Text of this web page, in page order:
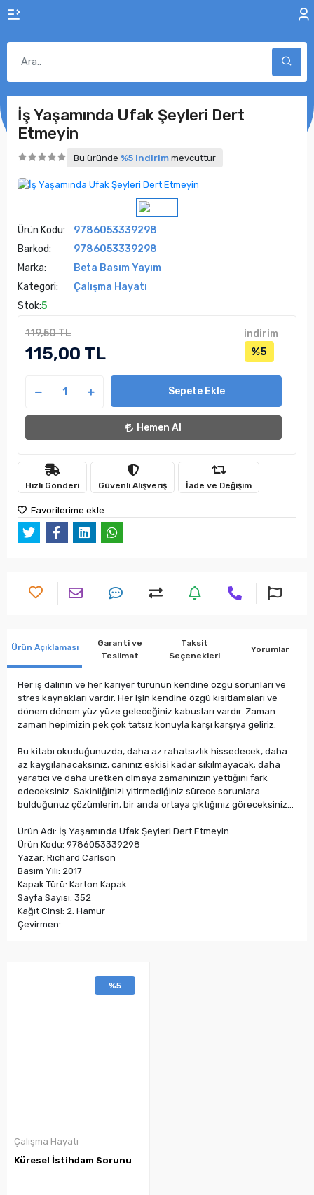
İş Yaşamında Ufak Şeyleri Dert
Etmeyin
Bu üründe %5 indirim mevcuttur
Ürün Kodu:
9786053339298
Barkod:
9786053339298
Marka:
Beta Basım Yayım
Kategori:
Çalışma Hayatı
Stok:5
119,50 TL
115,00 TL
indirim
%5
Sepete Ekle
Hemen Al
Hızlı Gönderi Güvenli Alışveriş İade ve Değişim
Favorilerime ekle
Ürün Açıklaması
Garanti ve
Teslimat
Taksit
Seçenekleri
Yorumlar
Her iş dalının ve her kariyer türünün kendine özgü sorunları ve
stres kaynakları vardır. Her işin kendine özgü kısıtlamaları ve
dönem dönem yüz yüze geleceğiniz kabusları vardır. Zaman
zaman hepimizin pek çok tatsız konuyla karşı karşıya geliriz.
Bu kitabı okuduğunuzda, daha az rahatsızlık hissedecek, daha
az kaygılanacaksınız, canınız eskisi kadar sıkılmayacak; daha
yaratıcı ve daha üretken olmaya zamanınızın yettiğini fark
edeceksiniz. Sakinliğinizi yitirmediğiniz sürece sorunlara
bulduğunuz çözümlerin, bir anda ortaya çıktığınız göreceksiniz…
Ürün Adı: İş Yaşamında Ufak Şeyleri Dert Etmeyin
Ürün Kodu: 9786053339298
Yazar: Richard Carlson
Basım Yılı: 2017
Kapak Türü: Karton Kapak
Sayfa Sayısı: 352
Kağıt Cinsi: 2. Hamur
Çevirmen:
%5
Çalışma Hayatı
Küresel İstihdam Sorunu